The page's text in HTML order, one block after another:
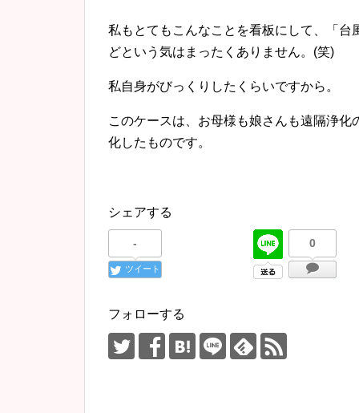
私もとてもこんなことを看板にして、「
どという気はまったくありません。(笑)
私自身がびっくりしたくらいですから。
このケースは、お母様も娘さんも遠隔浄
化したものです。
シェアする
-
ツイート
0
フォローする